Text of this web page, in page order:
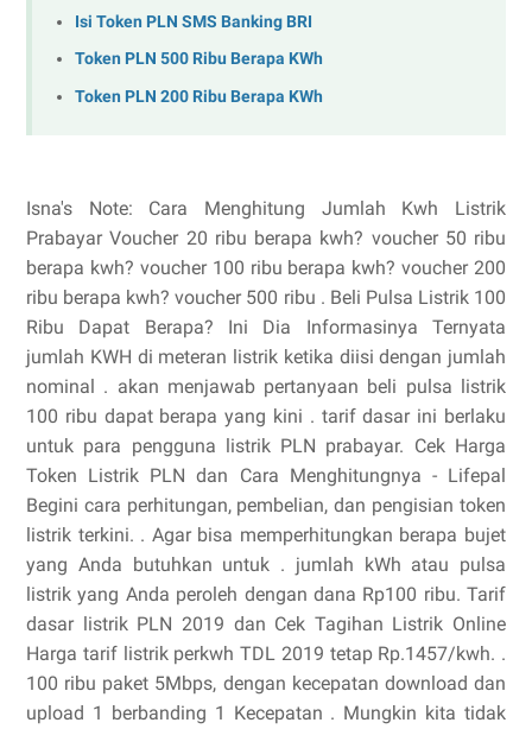
Isi Token PLN SMS Banking BRI
Token PLN 500 Ribu Berapa KWh
Token PLN 200 Ribu Berapa KWh
Isna's Note: Cara Menghitung Jumlah Kwh Listrik
Prabayar Voucher 20 ribu berapa kwh? voucher 50 ribu
berapa kwh? voucher 100 ribu berapa kwh? voucher 200
ribu berapa kwh? voucher 500 ribu . Beli Pulsa Listrik 100
Ribu Dapat Berapa? Ini Dia Informasinya Ternyata
jumlah KWH di meteran listrik ketika diisi dengan jumlah
nominal . akan menjawab pertanyaan beli pulsa listrik
100 ribu dapat berapa yang kini . tarif dasar ini berlaku
untuk para pengguna listrik PLN prabayar. Cek Harga
Token Listrik PLN dan Cara Menghitungnya - Lifepal
Begini cara perhitungan, pembelian, dan pengisian token
listrik terkini. . Agar bisa memperhitungkan berapa bujet
yang Anda butuhkan untuk . jumlah kWh atau pulsa
listrik yang Anda peroleh dengan dana Rp100 ribu. Tarif
dasar listrik PLN 2019 dan Cek Tagihan Listrik Online
Harga tarif listrik perkwh TDL 2019 tetap Rp.1457/kwh. .
100 ribu paket 5Mbps, dengan kecepatan download dan
upload 1 berbanding 1 Kecepatan . Mungkin kita tidak